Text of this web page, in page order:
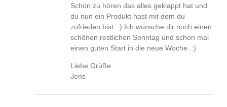
Schön zu hören das alles geklappt hat und
du nun ein Produkt hast mit dem du
zufrieden bist. :) Ich wünsche dir noch einen
schönen restlichen Sonntag und schon mal
einen guten Start in die neue Woche. :)
Liebe Grüße
Jens